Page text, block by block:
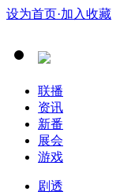
设为首页·加入收藏
联播
资讯
新番
展会
游戏
剧透